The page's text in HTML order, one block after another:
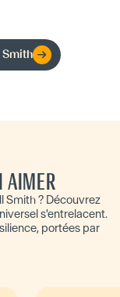
Smith
AIMER
Smith ? Découvrez
s'entrelacent.
portées par